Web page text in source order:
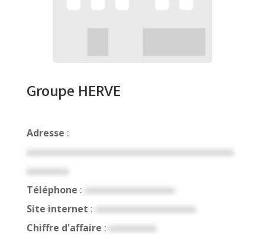
Groupe HERVE
Adresse :
xxxxxxxxxxxxxxxxxxxxxxxxxxxxxxxxxxxxxxx
xxxxxxxx
Téléphone : xxxxxxxxxxxxxxxxx
Site internet : xxxxxxxxxxxxxxxxxxx
Chiffre d'affaire : xxxxxxxxx